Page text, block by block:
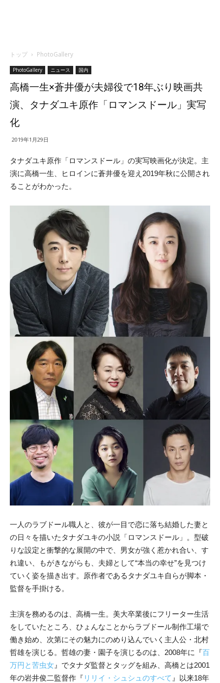
トップ PhotoGallery
PhotoGallery ニュース 国内
高橋一生×蒼井優が夫婦役で18年ぶり映画共
演、タナダユキ原作「ロマンスドール」実写
化
2019年1月29日
タナダユキ原作「ロマンスドール」の実写映画化が決定。主
演に高橋一生、ヒロインに蒼井優を迎え2019年秋に公開され
ることがわかった。
一人のラブドール職人と、彼が一目で恋に落ち結婚した妻と
の日々を描いたタナダユキの小説「ロマンスドール」。型破
りな設定と衝撃的な展開の中で、男女が強く惹かれ合い、す
れ違い、もがきながらも、夫婦として“本当の幸せ”を見つけ
ていく姿を描き出す。原作者であるタナダユキ自らが脚本・
監督を手掛ける。
主演を務めるのは、高橋一生。美大卒業後にフリーター生活
をしていたところ、ひょんなことからラブドール制作工場で
働き始め、次第にその魅力にのめり込んでいく主人公・北村
哲雄を演じる。哲雄の妻・園子を演じるのは、2008年に『百
万円と苦虫女 』でタナダ監督とタッグを組み、高橋とは2001
年の岩井俊二監督作『 リリイ・シュシュのすべて 』以来18年